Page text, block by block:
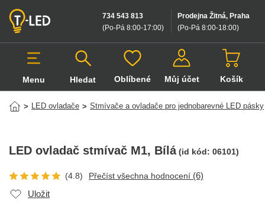
Prodejna Žitná, Praha
(Po-Pá 8:00-18:00)
734 543 813
(Po-Pá 8:00-17:00)
Menu Hledat
Hledat v produktech
Oblíbené Můj účet Košík
> LED ovladače > Stmívače a ovladače pro jednobarevné LED pásky
LED ovladač stmívač M1, Bílá (id kód: 06101)
(4.8) Přečíst všechna hodnocení (6)
Uložit